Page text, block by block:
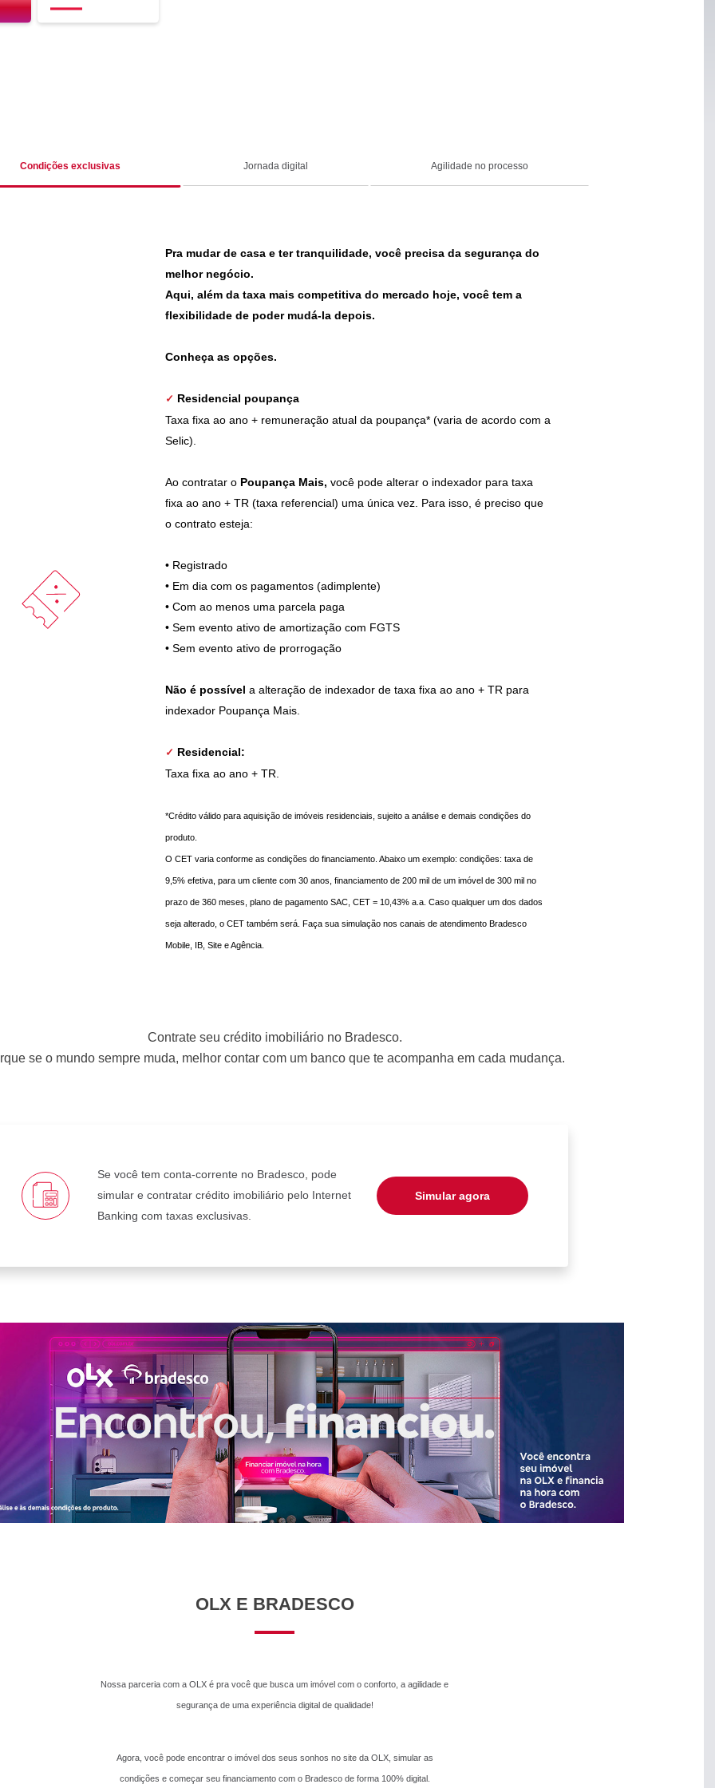
Condições exclusivas Jornada digital Agilidade no processo
Pra mudar de casa e ter tranquilidade, você precisa da segurança do
melhor negócio.
Aqui, além da taxa mais competitiva do mercado hoje, você tem a
flexibilidade de poder mudá-la depois.
Conheça as opções.
✓ Residencial poupança
Taxa fixa ao ano + remuneração atual da poupança* (varia de acordo com a
Selic).
Ao contratar o Poupança Mais, você pode alterar o indexador para taxa
fixa ao ano + TR (taxa referencial) uma única vez. Para isso, é preciso que
o contrato esteja:
• Registrado
• Em dia com os pagamentos (adimplente)
• Com ao menos uma parcela paga
• Sem evento ativo de amortização com FGTS
• Sem evento ativo de prorrogação
Não é possível a alteração de indexador de taxa fixa ao ano + TR para
indexador Poupança Mais.
✓ Residencial:
Taxa fixa ao ano + TR.
*Crédito válido para aquisição de imóveis residenciais, sujeito a análise e demais condições do
produto.
O CET varia conforme as condições do financiamento. Abaixo um exemplo: condições: taxa de
9,5% efetiva, para um cliente com 30 anos, financiamento de 200 mil de um imóvel de 300 mil no
prazo de 360 meses, plano de pagamento SAC, CET = 10,43% a.a. Caso qualquer um dos dados
seja alterado, o CET também será. Faça sua simulação nos canais de atendimento Bradesco
Mobile, IB, Site e Agência.
Contrate seu crédito imobiliário no Bradesco.
se o mundo sempre muda, melhor contar com um banco que te acompanha em cada mudança.
Se você tem conta-corrente no Bradesco, pode
simular e contratar crédito imobiliário pelo Internet
Banking com taxas exclusivas.
Simular agora
OLX E BRADESCO
Nossa parceria com a OLX é pra você que busca um imóvel com o conforto, a agilidade e
segurança de uma experiência digital de qualidade!
Agora, você pode encontrar o imóvel dos seus sonhos no site da OLX, simular as
condições e começar seu financiamento com o Bradesco de forma 100% digital.